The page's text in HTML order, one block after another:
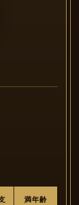
満年齢